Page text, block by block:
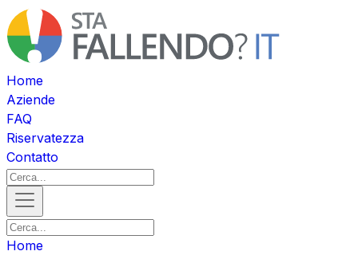
Home
Aziende
FAQ
Riservatezza
Contatto
Home